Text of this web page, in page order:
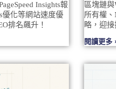
Insights報
優化等網站速度優
排名飆升！
區塊鏈
所有權
略，迎接
閱讀更多